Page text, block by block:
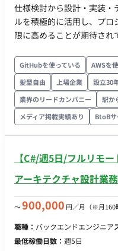
仕様検討から設計・実装・
ルを積極的に活用し、プ
限に高めることが期待されています。 ■担当
をご担当いただきます。 ・
いたUI/UXのコンポーネン
いたAPI・ビジネスロジッ
Copilot、Cursor、Claude
用した仕様検討・設計・実装・テスト
GitHubを使っている AWSを
髪型自由
上場企業
設立30
業界のリードカンパニー
駅か
メディア掲載実績あり
BtoBサ
【C#/週5日/フルリモ
アーキテクチャ設計業
〜900,000 円／月 （※月160
職種： バックエンドエンジニア
最低稼働日数： 週5日